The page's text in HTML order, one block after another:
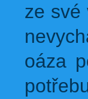
ze své
oáza